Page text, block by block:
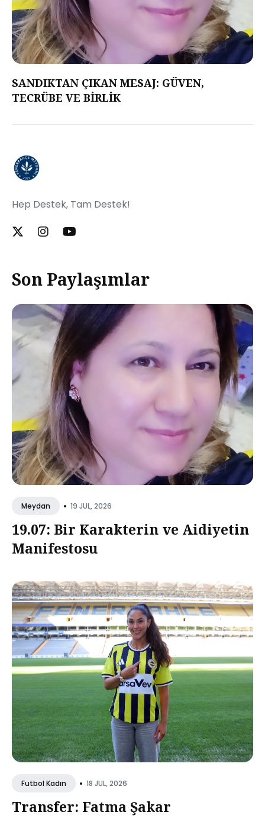
SANDIKTAN ÇIKAN MESAJ: GÜVEN,
TECRÜBE VE BİRLİK
Hep Destek, Tam Destek!
Son Paylaşımlar
Meydan • 19 JUL, 2026
19.07: Bir Karakterin ve Aidiyetin
Manifestosu
Futbol Kadın • 18 JUL, 2026
Transfer: Fatma Şakar